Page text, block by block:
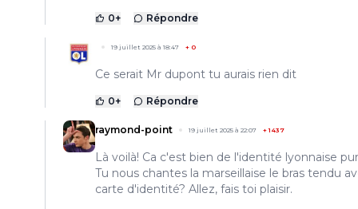
0+ Répondre
19 juillet 2025 à 18:47 + 0
Ce serait Mr dupont tu aurais rien dit
0+ Répondre
raymond-point 19 juillet 2025 à 22:07 +1437
Là voilà! Ca c'est bien de l'identité lyonnaise
Tu nous chantes la marseillaise le bras tendu
carte d'identité? Allez, fais toi plaisir.